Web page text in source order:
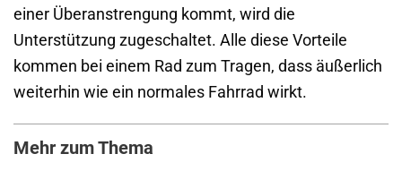
einer Überanstrengung kommt, wird die
Unterstützung zugeschaltet. Alle diese Vorteile
kommen bei einem Rad zum Tragen, dass äußerlich
weiterhin wie ein normales Fahrrad wirkt.
Mehr zum Thema